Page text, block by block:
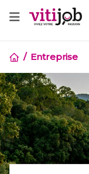
Entreprise